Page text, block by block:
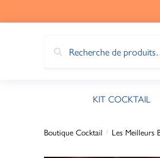
KIT COCKTAIL
Boutique Cocktail / Les Meilleurs